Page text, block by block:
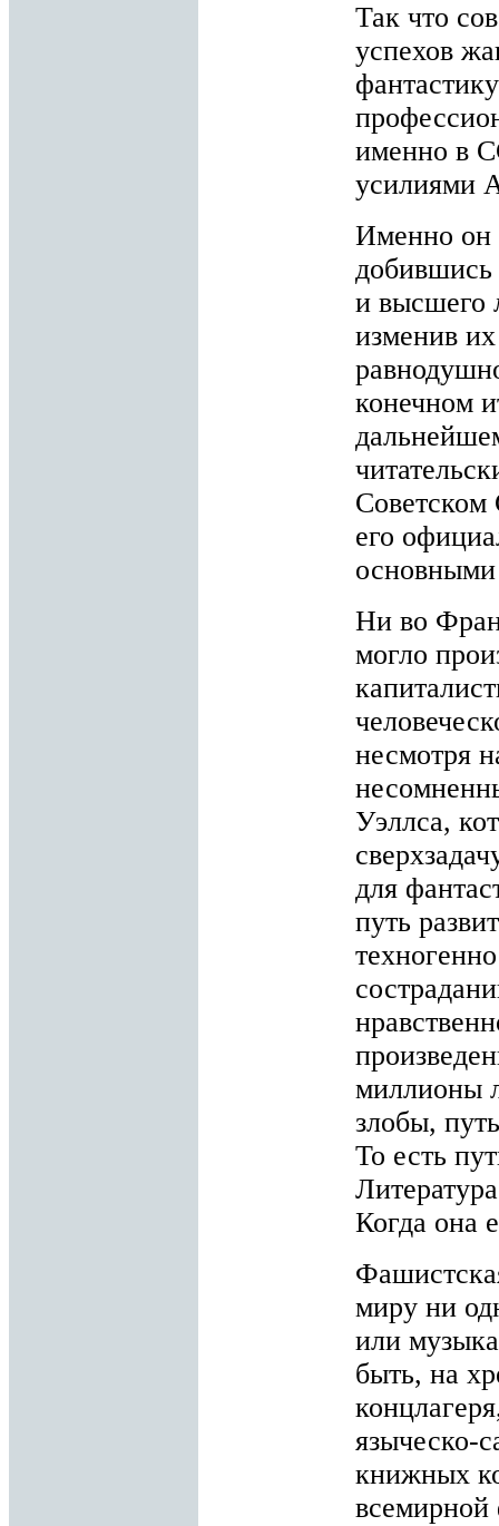
Так что
успехов
именно в
усилиями
Именно он
добившись
и высшего
изменив
конечном
Советском
его
основными
Ни во
могло
несмотря
Уэллса,
для
путь
миллионы
злобы,
То есть
Когда она
миру ни
или
быть, на
языческо-
книжных
всемирной